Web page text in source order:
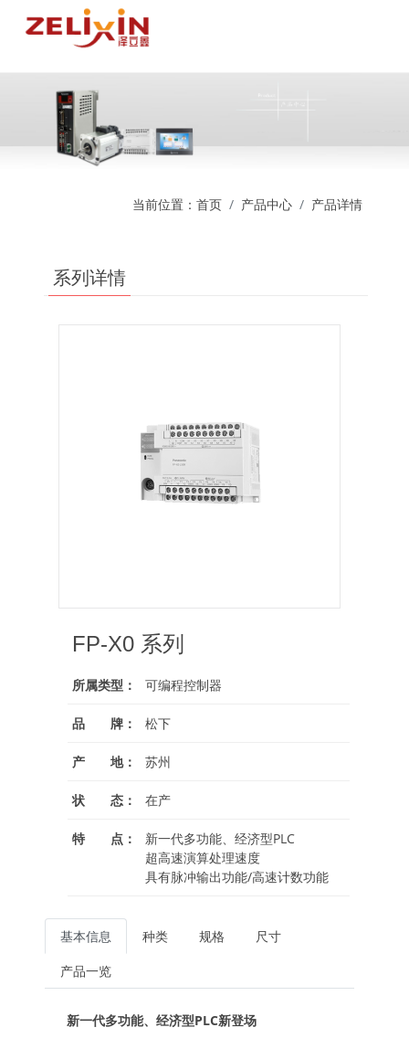
当前位置： 首页 产品中心 产品详情
系列详情
FP-X0 系列
所属类型： 可编程控制器
品 牌： 松下
产 地： 苏州
状 态： 在产
特 点：
新一代多功能、经济型PLC
超高速演算处理速度
具有脉冲输出功能/高速计数功能
基本信息 种类 规格
尺寸
产品一览
新一代多功能、经济型PLC新登场